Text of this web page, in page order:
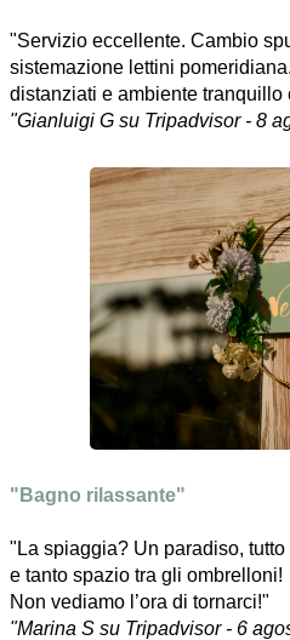
"Servizio eccellente. Cambio
sistemazione lettini
distanziati e ambiente tranquillo
"Gianluigi G su Tripadvisor - 8
"Bagno rilassante"
"La spiaggia? Un paradiso,
e tanto spazio tra gli ombrelloni!
Non vediamo l’ora di tornarci!"
"Marina S su Tripadvisor - 6